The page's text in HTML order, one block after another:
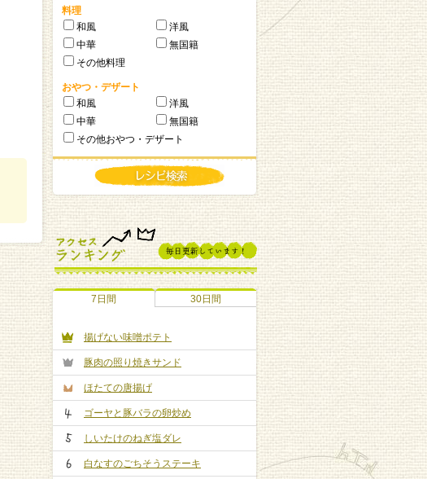
料理
和風
洋風
中華
無国籍
その他料理
おやつ・デザート
和風
洋風
中華
無国籍
その他おやつ・デザート
7日間 30日間
揚げない味噌ポテト
豚肉の照り焼きサンド
ほたての唐揚げ
ゴーヤと豚バラの卵炒め
しいたけのねぎ塩ダレ
白なすのごちそうステーキ